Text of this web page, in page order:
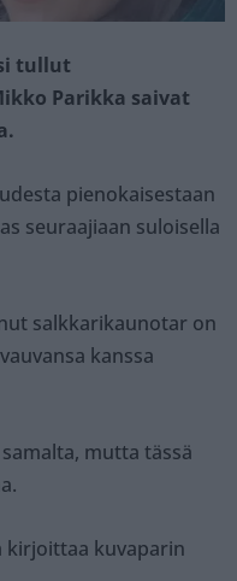
tullut
Parikka saivat
pienokaisestaan
seuraajiaan suloisella
salkkarikaunotar on
kanssa
mutta tässä
kirjoittaa kuvaparin